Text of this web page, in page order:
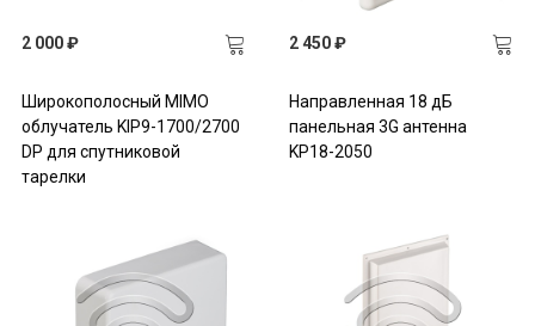
2 000 ₽
Широкополосный MIMO
облучатель KIP9-1700/2700
DP для спутниковой
тарелки
2 450 ₽
Направленная 18 дБ
панельная 3G антенна
KP18-2050